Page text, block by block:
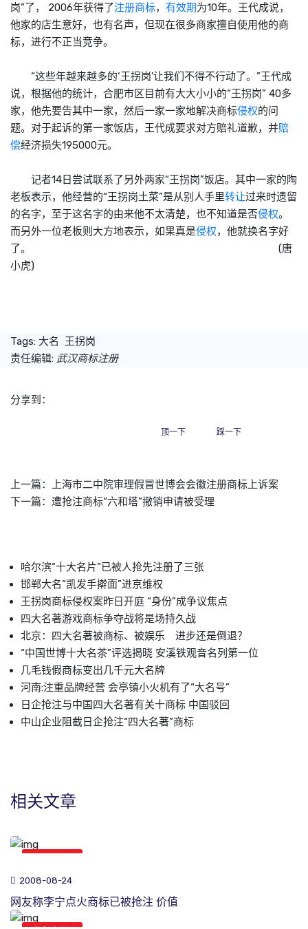
岗”了， 2006年获得了注册商标， 有效期为10年。王代成说，
他家的店生意好，也有名声，但现在很多商家擅自使用他的商
标，进行不正当竞争。
“这些年越来越多的‘王拐岗’让我们不得不行动了。”王代成
说，根据他的统计，合肥市区目前有大大小小的“王拐岗” 40多
家，他先要告其中一家，然后一家一家地解决商标侵权的问
题。对于起诉的第一家饭店，王代成要求对方赔礼道歉，并赔
偿经济损失195000元。
记者14日尝试联系了另外两家“王拐岗”饭店。其中一家的陶
老板表示，他经营的“王拐岗土菜”是从别人手里转让过来时遗留
的名字，至于这名字的由来他不太清楚，也不知道是否侵权。
而另外一位老板则大方地表示，如果真是侵权，他就换名字好
了。 (唐
小虎)
Tags: 大名
王拐岗
责任编辑: 武汉商标注册
分享到：
顶一下 踩一下
上一篇：
上海市二中院审理假冒世博会会徽注册商标上诉案
下一篇： 遭抢注商标“六和塔”撤销申请被受理
哈尔滨“十大名片”已被人抢先注册了三张
邯郸大名“凯发手擀面”进京维权
王拐岗商标侵权案昨日开庭 “身份”成争议焦点
四大名著游戏商标争夺战将是场持久战
北京：四大名著被商标、被娱乐 进步还是倒退？
“中国世博十大名茶”评选揭晓 安溪铁观音名列第一位
几毛钱假商标变出几千元大名牌
河南:注重品牌经营 会亭镇小火机有了“大名号”
日企抢注与中国四大名著有关十商标 中国驳回
中山企业阻截日企抢注“四大名著”商标
相关文章
2008-08-24
网友称李宁点火商标已被抢注 价值